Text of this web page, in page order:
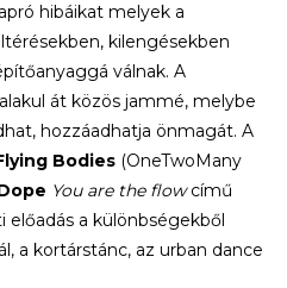
hibáikat melyek a
kilengésekben
válnak. A
át közös jammé, melybe
hozzáadhatja önmagát. A
Bodies (OneTwoMany
You are the flowcímű
előadás a különbségekből
a kortárstánc, az urban dance